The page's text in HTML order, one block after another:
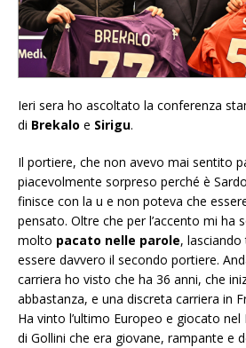
Ieri sera ho ascoltato la conferenza
di Brekalo e Sirigu.
Il portiere, che non avevo mai sentito
piacevolmente sorpreso perché è
finisce con la u e non poteva che
pensato. Oltre che per l’accento mi ha
molto pacato nelle parole,
essere davvero il secondo portiere.
carriera ho visto che ha 36 anni, che
abbastanza, e una discreta carriera in
Ha vinto l’ultimo Europeo e giocato
di Gollini che era giovane, rampante e